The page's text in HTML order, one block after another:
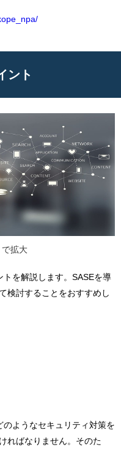
ント
で拡大
トを解説します。SASEを導
検討することをおすすめし
ようなセキュリティ対策を
ればなりません。そのた